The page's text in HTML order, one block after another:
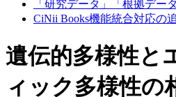
「研究データ」「根拠デー
CiNii Books機能統合対応の
遺伝的多様性と
ィック多様性の